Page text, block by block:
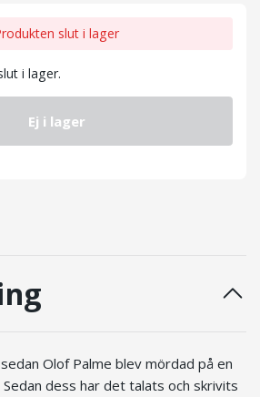
slut i lager
i lager.
Ej i lager
Olof Palme blev mördad på en
dess har det talats och skrivits